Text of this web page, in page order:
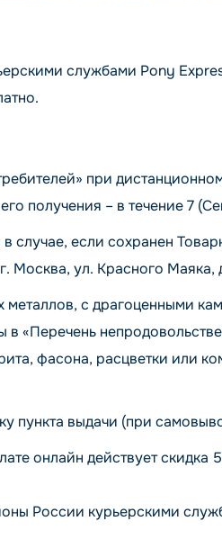
службами Pony
при
получения – в течение 7
случае, если сохранен
Москва, ул. Красного
с драгоценными
«Перечень
фасона, расцветки или
пункта выдачи (при
онлайн действует скидка
России курьерскими